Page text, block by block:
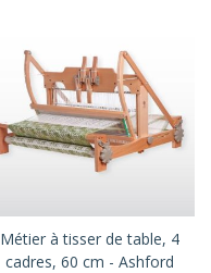
Métier à tisser de table, 4
cadres, 60 cm - Ashford